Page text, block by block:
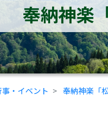
奉納神楽
・イベント 奉納神楽「